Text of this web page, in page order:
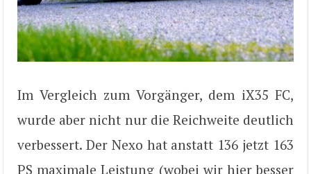
Im Vergleich zum Vorgänger, dem iX35 FC,
wurde aber nicht nur die Reichweite deutlich
verbessert. Der Nexo hat anstatt 136 jetzt 163
PS maximale Leistung (wobei wir hier besser